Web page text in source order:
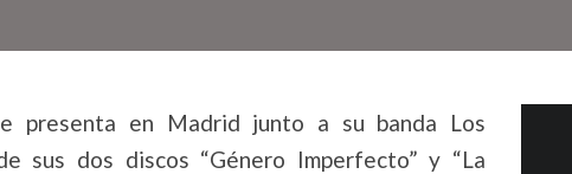
presenta en Madrid junto a su banda Los
sus dos discos “Género Imperfecto” y “La